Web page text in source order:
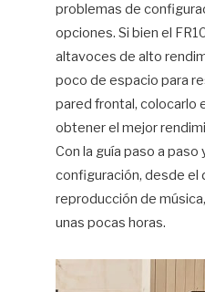
problemas de
opciones. Si bien el
altavoces de alto
poco de espacio para
pared frontal, colocarlo
obtener el mejor
Con la guía paso a paso
configuración, desde el
reproducción de
unas pocas horas.